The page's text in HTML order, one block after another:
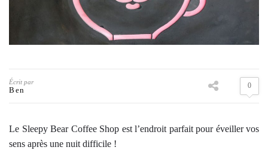
Écrit par
Ben 0
Le Sleepy Bear Coffee Shop est l’endroit parfait pour éveiller vos
sens après une nuit difficile !